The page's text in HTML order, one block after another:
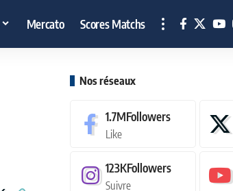
Mercato Scores Matchs
Nos réseaux
1.7MFollowers
Like
123KFollowers
Suivre